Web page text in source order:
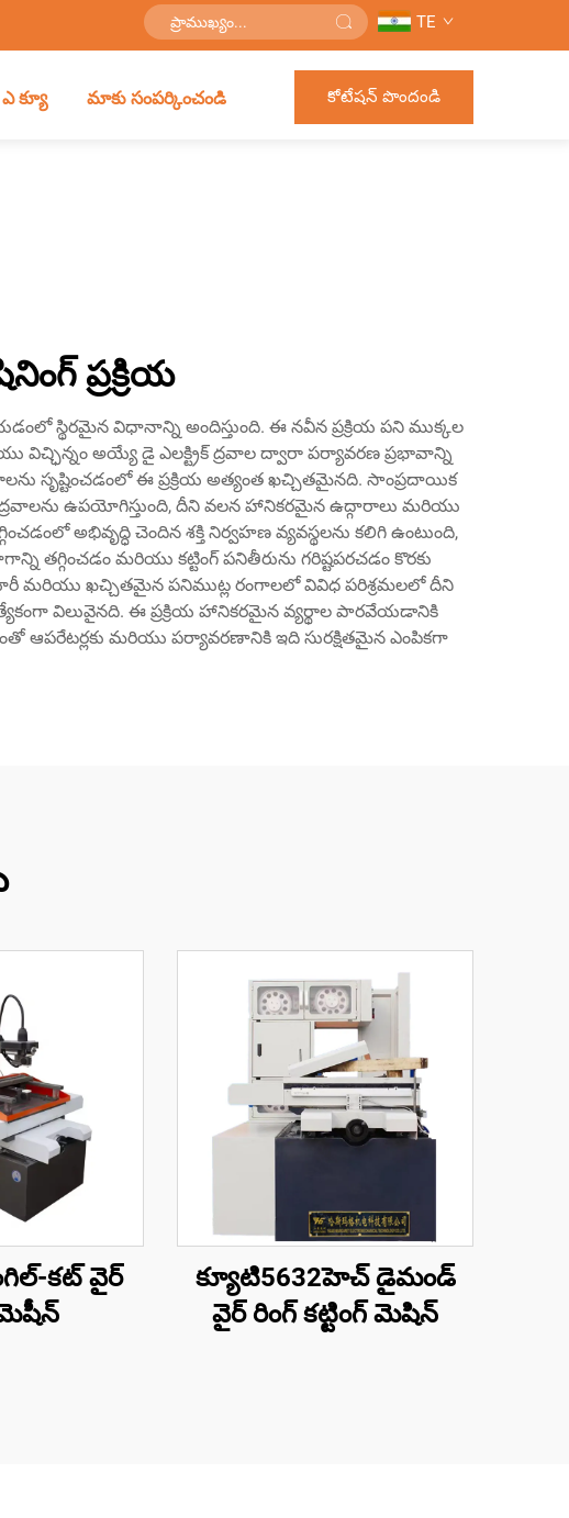
TE
క్యూ మాకు సంపర్కించండి కోటేషన్ పొందండి
ప్రక్రియ
స్థిరమైన విధానాన్ని అందిస్తుంది. ఈ నవీన ప్రక్రియ పని ముక్కల
విచ్ఛిన్నం అయ్యే డై ఎలక్ట్రిక్ ద్రవాల ద్వారా పర్యావరణ ప్రభావాన్ని
సృష్టించడంలో ఈ ప్రక్రియ అత్యంత ఖచ్చితమైనది. సాంప్రదాయిక
ద్రవాలను ఉపయోగిస్తుంది, దీని వలన హానికరమైన ఉద్గారాలు మరియు
అభివృద్ధి చెందిన శక్తి నిర్వహణ వ్యవస్థలను కలిగి ఉంటుంది,
తగ్గించడం మరియు కట్టింగ్ పనితీరును గరిష్టపరచడం కొరకు
మరియు ఖచ్చితమైన పనిముట్ల రంగాలలో వివిధ పరిశ్రమలలో దీని
విలువైనది. ఈ ప్రక్రియ హానికరమైన వ్యర్థాల పారవేయడానికి
మరియు పర్యావరణానికి ఇది సురక్షితమైన ఎంపికగా
కట్ వైర్
మెషీన్
క్యూటి5632హెచ్ డైమండ్
వైర్ రింగ్ కట్టింగ్ మెషిన్